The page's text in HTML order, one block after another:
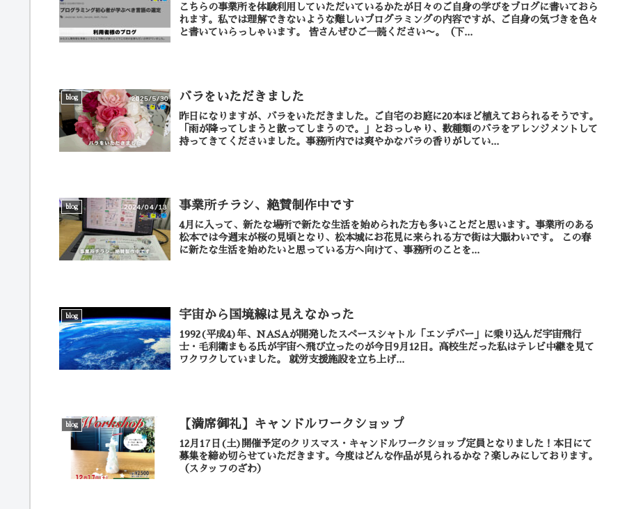
こちらの事業所を体験利用していただいているかたが日々のご自身の学びをブログに書いておら
れます。私では理解できないような難しいプログラミングの内容ですが、ご自身の気づきを色々
と書いていらっしゃいます。 皆さんぜひご一読ください〜。（下...
blog バラをいただきました
昨日になりますが、バラをいただきました。ご自宅のお庭に20本ほど植えておられるそうです。
「雨が降ってしまうと散ってしまうので。」とおっしゃり、数種類のバラをアレンジメントして
持ってきてくださいました。事務所内では爽やかなバラの香りがしてい...
blog 事業所チラシ、絶賛制作中です
4月に入って、新たな場所で新たな生活を始められた方も多いことだと思います。事業所のある
松本では今週末が桜の見頃となり、松本城にお花見に来られる方で街は大賑わいです。 この春
に新たな生活を始めたいと思っている方へ向けて、事務所のことを...
blog 宇宙から国境線は見えなかった
1992(平成4)年、NASAが開発したスペースシャトル「エンデバー」に乗り込んだ宇宙飛行
士・毛利衛まもる氏が宇宙へ飛び立ったのが今日9月12日。高校生だった私はテレビ中継を見て
ワクワクしていました。 就労支援施設を立ち上げ...
blog 【満席御礼】キャンドルワークショップ
12月17日(土)開催予定のクリスマス・キャンドルワークショップ定員となりました！本日にて
募集を締め切らせていただきます。今度はどんな作品が見られるかな？楽しみにしております。
（スタッフのざわ）